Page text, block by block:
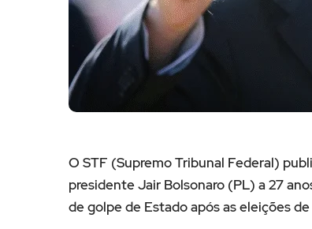
O STF (Supremo Tribunal Federal)
presidente Jair Bolsonaro (PL) a 27
de golpe de Estado após as eleições de